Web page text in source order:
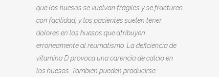
que los huesos se vuelvan frágiles y se fracturen
con facilidad, y los pacientes suelen tener
dolores en los huesos que atribuyen
erróneamente al reumatismo. La deficiencia de
vitamina D provoca una carencia de calcio en
los huesos. También pueden producirse